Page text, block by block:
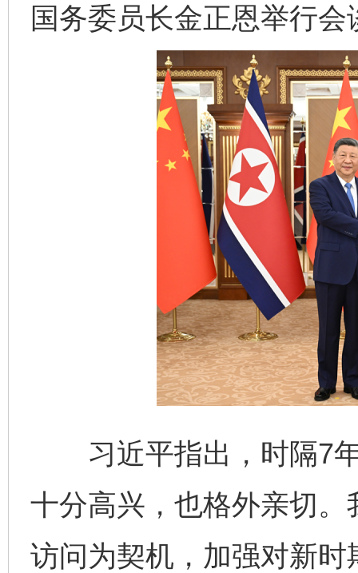
国务委员长金正恩举行会
习近平指出，时隔7年
十分高兴，也格外亲切
访问为契机，加强对新